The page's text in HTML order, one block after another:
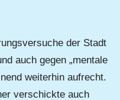
der Stadt
auch gegen „mentale
weiterhin aufrecht.
verschickte auch